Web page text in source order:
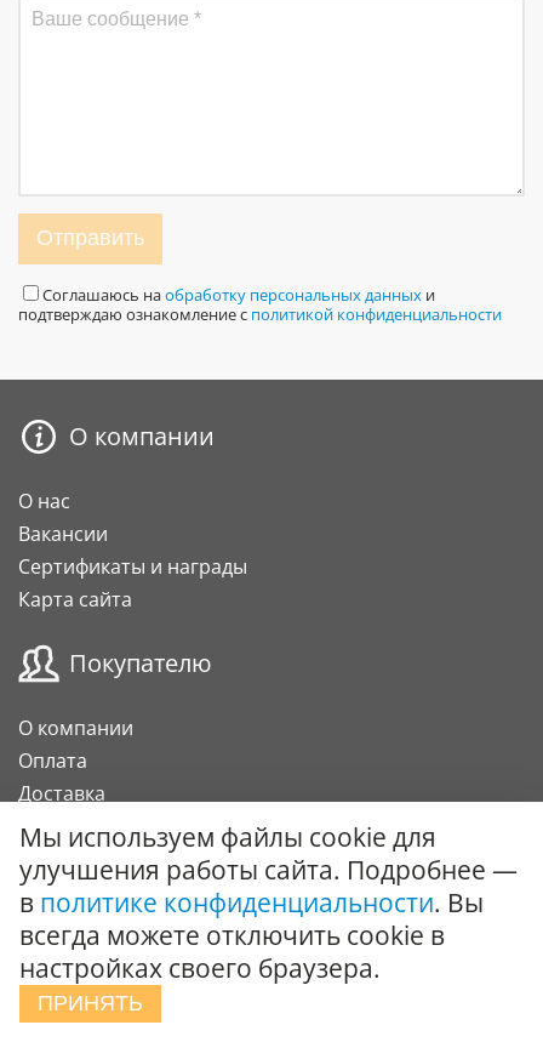
Отправить
Соглашаюсь наобработку персональных данных и
подтверждаю ознакомление с политикой конфиденциальности
О компании
О нас
Вакансии
Сертификаты и награды
Карта сайта
Покупателю
О компании
Оплата
Доставка
Гарантии и возврат
Карта клиента
Подарочный сертификат
Сотрудничество
Поставки под заказ
Мы используем файлы cookie для
улучшения работы сайта. Подробнее —
в политике конфиденциальности. Вы
всегда можете отключить cookie в
настройках своего браузера.
ПРИНЯТЬ